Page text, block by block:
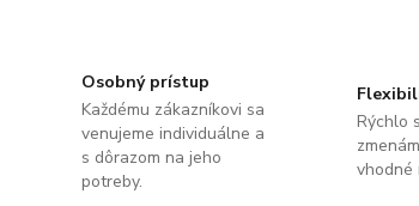
Osobný prístup
Každému zákazníkovi sa
venujeme individuálne a
s dôrazom na jeho
potreby.
Rýchlo
vhodné